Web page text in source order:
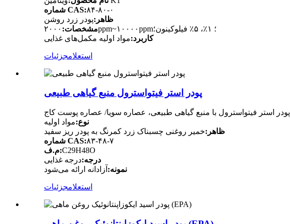
شماره CAS:۸۴-۸۰-۰
ظاهر:پودر زرد روشن
مشخصات:
۲۰۰۰ppm~۱۰۰۰۰ppm؛ ۱٪، ۵٪ فیلوکینون؛
کاربرد:مواد اولیه مکمل‌های غذایی
استعلامجزئیات
پودر استر فیتواسترول منبع گیاهی طبیعی
پودر استر فیتواسترول با منبع گیاهی طبیعی، عصاره سویا/ عصاره پوست کاج
نوع:مواد اولیه
ظاهر:خمیر روغنی چسبناک زرد کمرنگ به پودر ریز سفید
شماره CAS:۸۳-۴۸-۷
م.ف:C29H48O
درجه:درجه غذایی
نمونه: آزادانه ارائه می‌شود
استعلامجزئیات